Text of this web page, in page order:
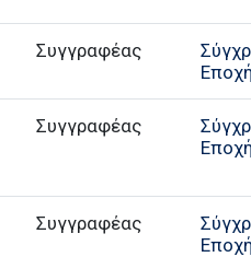
Συγγραφέας
Συγγραφέας
Συγγραφέας